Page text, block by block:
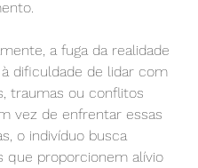
a fuga da realidade
à dificuldade de lidar com
traumas ou conflitos
vez de enfrentar essas
o indivíduo busca
que proporcionem alívio